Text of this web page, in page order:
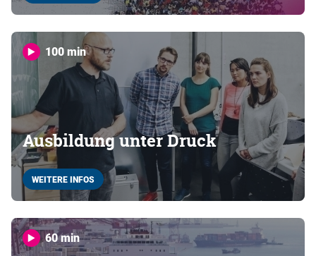
100 min
Ausbildung unter Druck
WEITERE INFOS
60 min